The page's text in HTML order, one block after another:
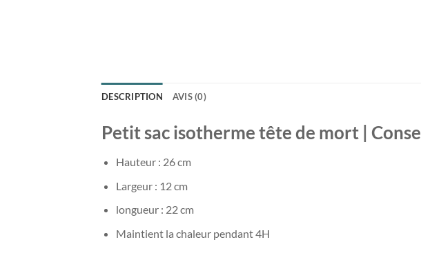
DESCRIPTION AVIS (0)
Petit sac isotherme tête de mort |
Hauteur : 26 cm
Largeur : 12 cm
longueur : 22 cm
Maintient la chaleur pendant 4H